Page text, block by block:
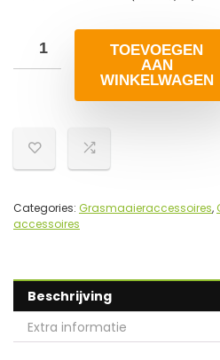
TOEVOEGEN
AAN
WINKELWAGEN
Categories: Grasmaaieraccessoires,
accessoires
Beschrijving
Extra informatie